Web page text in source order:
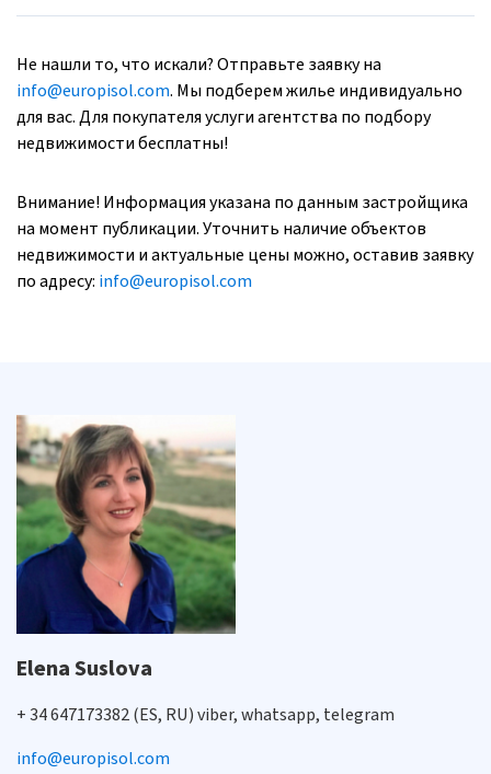
Не нашли то, что искали? Отправьте заявку на
info@europisol.com. Мы подберем жилье индивидуально
для вас. Для покупателя услуги агентства по подбору
недвижимости бесплатны!
Внимание! Информация указана по данным застройщика
на момент публикации. Уточнить наличие объектов
недвижимости и актуальные цены можно, оставив заявку
по адресу: info@europisol.com
Elena Suslova
+ 34 647173382 (ES, RU) viber, whatsapp, telegram
info@europisol.com